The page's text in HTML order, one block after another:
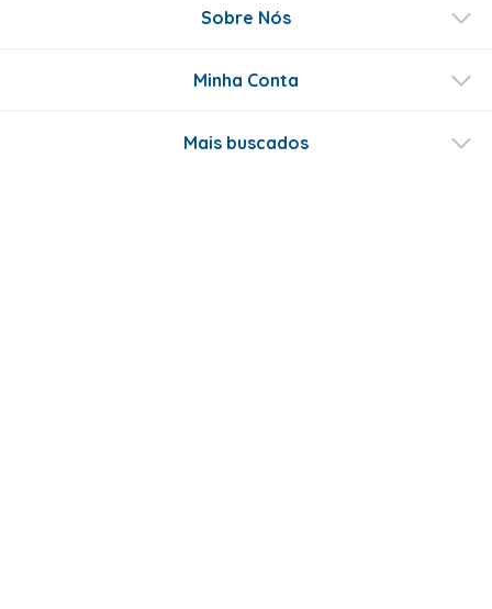
Sobre Nós
Minha Conta
Mais buscados